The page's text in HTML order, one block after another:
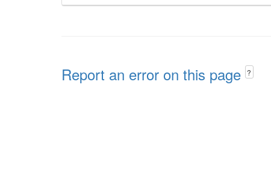
Report an error on this page ?